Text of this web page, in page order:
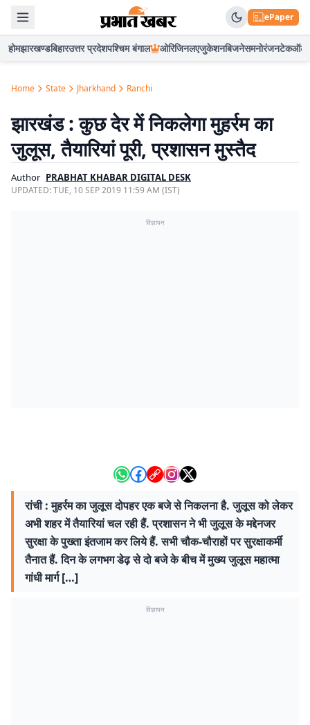
ePaper
होमझारखण्डबिहारउत्तर प्रदेशपश्चिम बंगाल ओरिजिनलएजुकेशनबिजनेसमनोरंजनटेकऑटो
Home State Jharkhand Ranchi
झारखंड : कुछ देर में निकलेगा मुहर्रम का
जुलूस, तैयारियां पूरी, प्रशासन मुस्तैद
Author PRABHAT KHABAR DIGITAL DESK
UPDATED:TUE, 10 SEP 2019 11:59 AM (IST)
विज्ञापन
रांची : मुहर्रम का जुलूस दोपहर एक बजे से निकलना है. जुलूस को लेकर
अभी शहर में तैयारियां चल रही हैं. प्रशासन ने भी जुलूस के मद्देनजर
सुरक्षा के पुख्ता इंतजाम कर लिये हैं. सभी चौक-चौराहों पर सुरक्षाकर्मी
तैनात हैं. दिन के लगभग डेढ़ से दो बजे के बीच में मुख्य जुलूस महात्मा
गांधी मार्ग […]
विज्ञापन